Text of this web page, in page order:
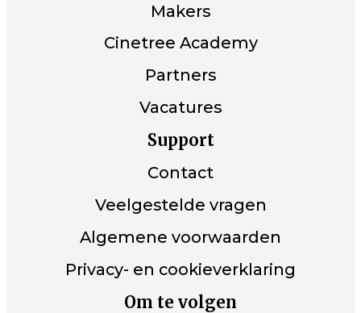
Makers
Cinetree Academy
Partners
Vacatures
Support
Contact
Veelgestelde vragen
Algemene voorwaarden
Privacy- en cookieverklaring
Om te volgen